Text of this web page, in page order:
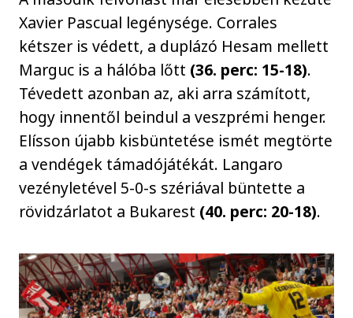
Xavier Pascual legénysége. Corrales
kétszer is védett, a duplázó Hesam mellett
Marguc is a hálóba lőtt (36. perc: 15-18).
Tévedett azonban az, aki arra számított,
hogy innentől beindul a veszprémi henger.
Elísson újabb kisbüntetése ismét megtörte
a vendégek támadójátékát. Langaro
vezényletével 5-0-s szériával büntette a
rövidzárlatot a Bukarest (40. perc: 20-18).